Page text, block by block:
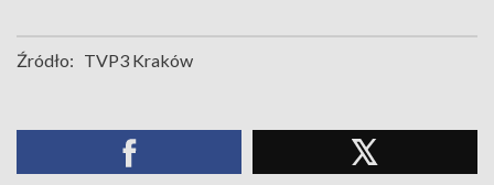
Źródło: TVP3 Kraków